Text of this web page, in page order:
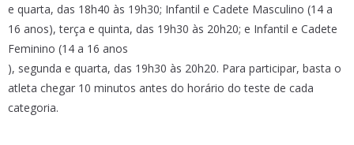
e quarta, das 18h40 às 19h30; Infantil e Cadete Masculino (14 a
16 anos), terça e quinta, das 19h30 às 20h20; e Infantil e Cadete
Feminino (14 a 16 anos
), segunda e quarta, das 19h30 às 20h20. Para participar, basta o
atleta chegar 10 minutos antes do horário do teste de cada
categoria.